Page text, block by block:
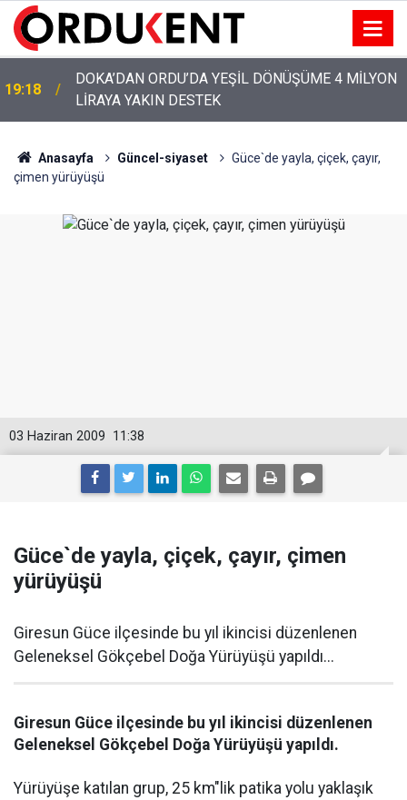
12:46
YENİ PARTİ’NİN ORDU’DAKİ 69 KİŞİLİK KURUCU
KADROSU AÇIKLANDI
Anasayfa Güncel-siyaset
Güce`de yayla, çiçek, çayır,
çimen yürüyüşü
11:38
03 Haziran 2009
Güce`de yayla, çiçek, çayır, çimen
yürüyüşü
Giresun Güce ilçesinde bu yıl ikincisi düzenlenen
Geleneksel Gökçebel Doğa Yürüyüşü yapıldı...
Giresun Güce ilçesinde bu yıl ikincisi düzenlenen
Geleneksel Gökçebel Doğa Yürüyüşü yapıldı.
Yürüyüşe katılan grup, 25 km"lik patika yolu yaklaşık